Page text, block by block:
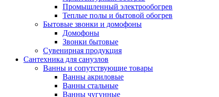
Промышленный электрообогрев
Теплые полы и бытовой обогрев
Бытовые звонки и домофоны
Домофоны
Звонки бытовые
Сувенирная продукция
Сантехника для санузлов
Ванны и сопутствующие товары
Ванны акриловые
Ванны стальные
Ванны чугунные